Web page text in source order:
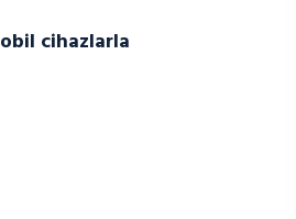
cihazlarla